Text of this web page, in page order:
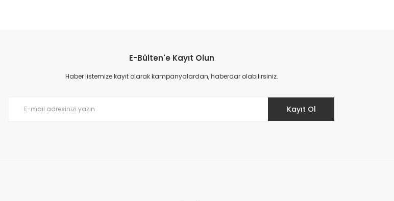
Ürün resmi kalitesiz, bozuk veya görüntülenemiyor.
Ürün açıklamasında eksik bilgiler bulunuyor.
E-Bülten'e Kayıt Olun
Haber listemize kayıt olarak kampanyalardan, haberdar olabilirsiniz.
Kayıt Ol